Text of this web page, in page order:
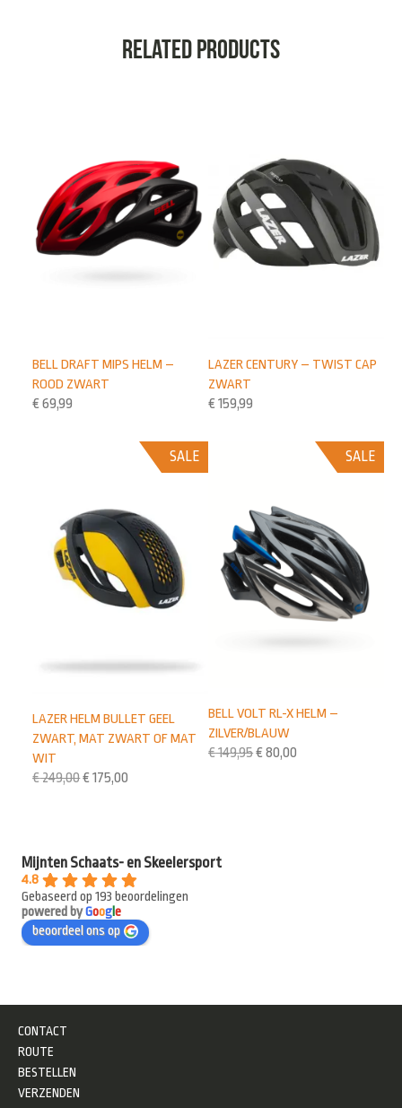
Related products
LAZER CENTURY – TWIST CAP
ZWART
€ 159,99
BELL DRAFT MIPS HELM –
ROOD ZWART
€ 69,99
SALE
BELL VOLT RL-X HELM –
ZILVER/BLAUW
€149,95€ 80,00
SALE
LAZER HELM BULLET GEEL
ZWART, MAT ZWART OF MAT
WIT
€249,00€ 175,00
Mijnten Schaats- en Skeelersport
4.8
Gebaseerd op 193 beoordelingen
powered byGooge
beoordeel ons op
CONTACT
ROUTE
BESTELLEN
VERZENDEN